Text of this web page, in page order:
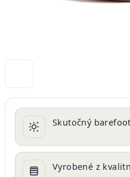
Skutočný
Vyrobené z